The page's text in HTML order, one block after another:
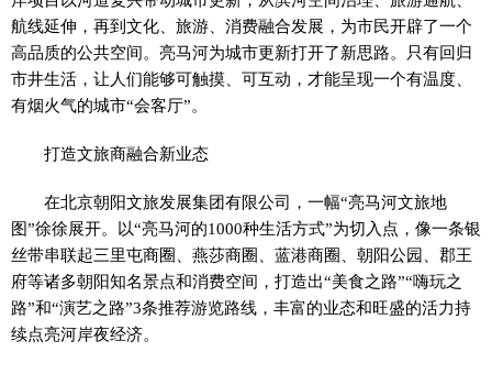
航线延伸，再到文化、旅游、消费融合发展，为市民开辟了一个
高品质的公共空间。亮马河为城市更新打开了新思路。只有回归
市井生活，让人们能够可触摸、可互动，才能呈现一个有温度、
有烟火气的城市“会客厅”。
打造文旅商融合新业态
在北京朝阳文旅发展集团有限公司，一幅“亮马河文旅地
图”徐徐展开。以“亮马河的1000种生活方式”为切入点，像一条银
丝带串联起三里屯商圈、燕莎商圈、蓝港商圈、朝阳公园、郡王
府等诸多朝阳知名景点和消费空间，打造出“美食之路”“嗨玩之
路”和“演艺之路”3条推荐游览路线，丰富的业态和旺盛的活力持
续点亮河岸夜经济。